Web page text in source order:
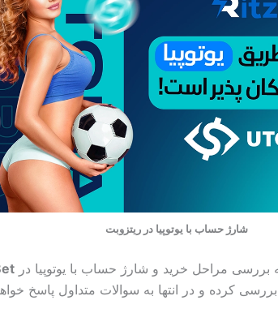
شارژ حساب با یوتوپیا در ریتزوبت
بررسی مراحل خرید و شارژ حساب با یوتوپیا در
بررسی کرده و در انتها به سوالات متداول پاسخ